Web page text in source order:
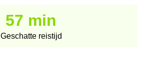
57 min
Geschatte reistijd